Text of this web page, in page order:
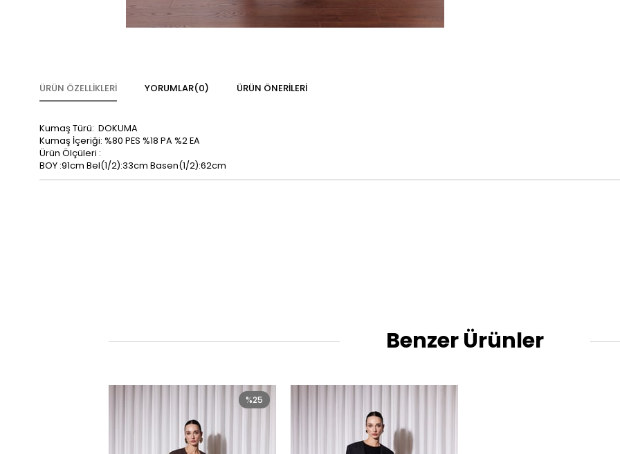
ÜRÜN ÖZELLIKLERI YORUMLAR(0) ÜRÜN ÖNERILERI
Kumaş Türü: DOKUMA
Kumaş İçeriği: %80 PES %18 PA %2 EA
Ürün Ölçüleri :
BOY :91cm Bel(1/2):33cm Basen(1/2):62cm
Benzer Ürünler
%25